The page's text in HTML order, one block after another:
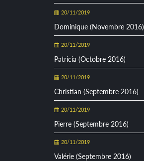
20/11/2019
Dominique (Novembre 2016)
20/11/2019
Patricia (Octobre 2016)
20/11/2019
Christian (Septembre 2016)
20/11/2019
Pierre (Septembre 2016)
20/11/2019
Valérie (Septembre 2016)